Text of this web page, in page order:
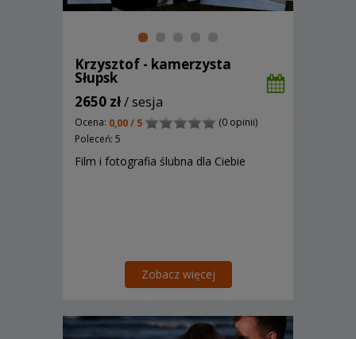
Krzysztof - kamerzysta
Słupsk
2650 zł/ sesja
Ocena: 0,00 / 5
(0 opinii)
Poleceń: 5
Film i fotografia ślubna dla Ciebie
Zobacz więcej